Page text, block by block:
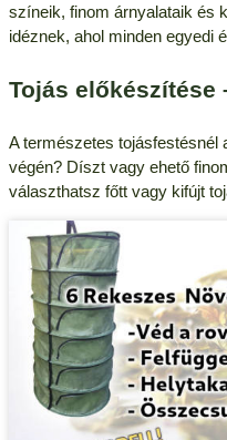
színeik, finom árnyalataik és
idéznek, ahol minden egyedi
Tojás
A természetes tojásfestésnél
végén? Díszt vagy ehető
választhatsz főtt vagy kifújt